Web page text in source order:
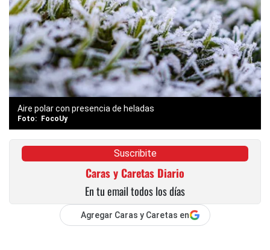
Aire polar con presencia de heladas
FocoUy
Suscribite
Caras y Caretas Diario
En tu email todos los días
Agregar Caras y Caretas en